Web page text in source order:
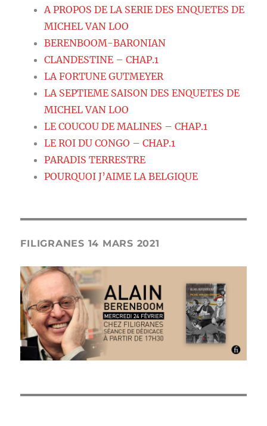
A PROPOS DE LA SERIE DES ENQUETES DE
MICHEL VAN LOO
BERENBOOM-BARONIAN
CLANDESTINE – CHAP.1
LA FORTUNE GUTMEYER
LA SEPTIEME SAISON DES ENQUETES DE
MICHEL VAN LOO
LE COUCOU DE MALINES – CHAP.1
LE ROI DU CONGO – CHAP.1
PARADIS TERRESTRE
POURQUOI J’AIME LA BELGIQUE
FILIGRANES 14 MARS 2021